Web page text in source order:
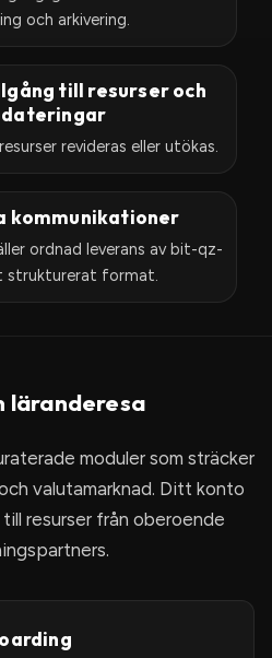
och arkivering.
till resurser och
revideras eller utökas.
kommunikationer
ordnad leverans av bit-qz-
strukturerat format.
läranderesa
moduler som sträcker
valutamarknad. Ditt konto
resurser från oberoende